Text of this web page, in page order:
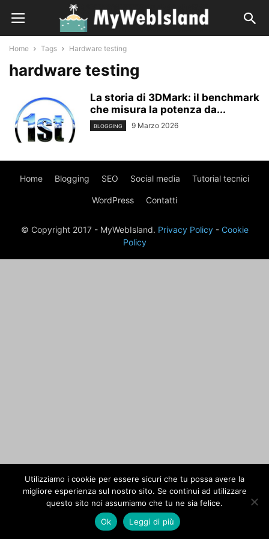
Home Tags Hardware testing
hardware testing
La storia di 3DMark: il benchmark
che misura la potenza da...
BLOGGING 9 Marzo 2026
Home Blogging SEO Social media Tutorial tecnici
WordPress Contatti
© Copyright 2017 - MyWebIsland. Privacy Policy- Cookie
Policy
Utilizziamo i cookie per essere sicuri che tu possa avere la
migliore esperienza sul nostro sito. Se continui ad utilizzare
questo sito noi assumiamo che tu ne sia felice.
Ok
Leggi di più